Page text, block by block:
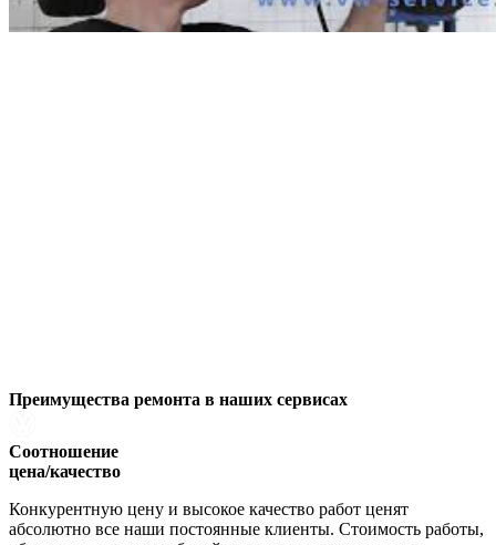
Преимущества ремонта в наших сервисах
Соотношение
цена/качество
Конкурентную цену и высокое качество работ ценят
абсолютно все наши постоянные клиенты. Стоимость работы,